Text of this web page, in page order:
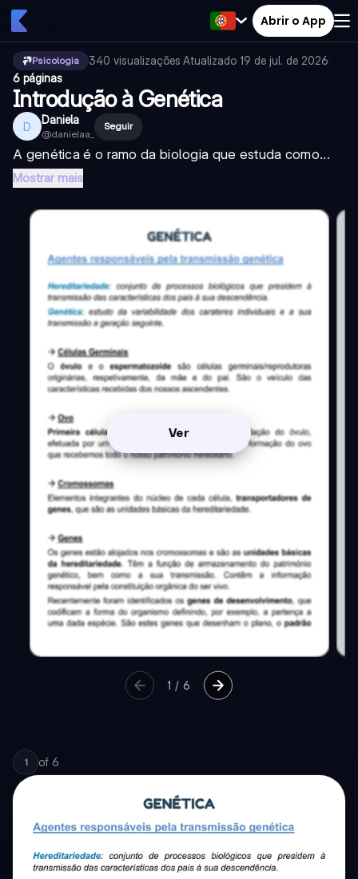
Abrir o App
Psicologia 340 visualizações·Atualizado 19 de jul. de 2026·
6 páginas
Introdução à Genética
D Daniela
@danielaa_
Seguir
A genética é o ramo da biologia que estuda como...
Mostrar mais
Ver
1 /6
1 of 6